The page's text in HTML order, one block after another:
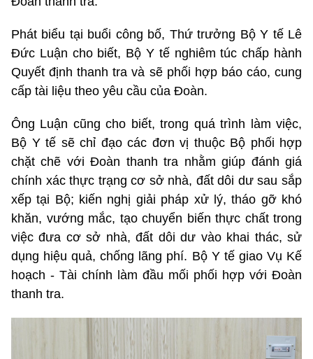
Phát biểu tại buổi công bố, Thứ trưởng Bộ Y tế Lê
Đức Luận cho biết, Bộ Y tế nghiêm túc chấp hành
Quyết định thanh tra và sẽ phối hợp báo cáo, cung
cấp tài liệu theo yêu cầu của Đoàn.
Ông Luận cũng cho biết, trong quá trình làm việc,
Bộ Y tế sẽ chỉ đạo các đơn vị thuộc Bộ phối hợp
chặt chẽ với Đoàn thanh tra nhằm giúp đánh giá
chính xác thực trạng cơ sở nhà, đất dôi dư sau sắp
xếp tại Bộ; kiến nghị giải pháp xử lý, tháo gỡ khó
khăn, vướng mắc, tạo chuyển biến thực chất trong
việc đưa cơ sở nhà, đất dôi dư vào khai thác, sử
dụng hiệu quả, chống lãng phí. Bộ Y tế giao Vụ Kế
hoạch - Tài chính làm đầu mối phối hợp với Đoàn
thanh tra.